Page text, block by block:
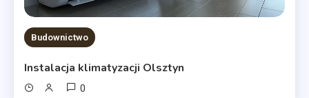
Budownictwo
Instalacja klimatyzacji Olsztyn
0